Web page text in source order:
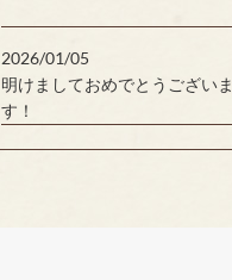
2026/01/05
明けましておめでとうございま
す！